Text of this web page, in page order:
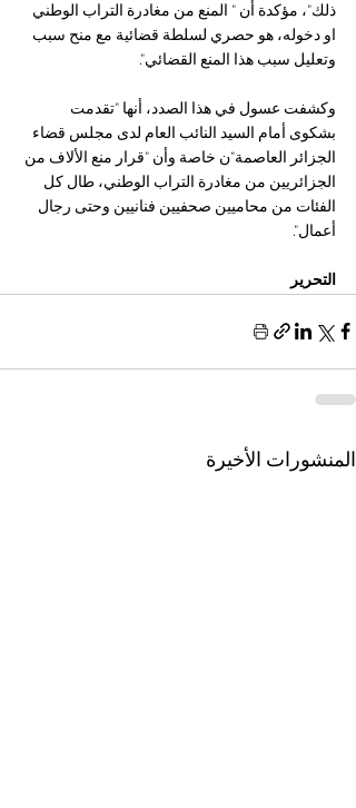
ذلك"، مؤكدة أن " المنع من مغادرة التراب الوطني
او دخوله، هو حصري لسلطة قضائية مع منح سبب
وتعليل سبب هذا المنع القضائي".
وكشفت عسول في هذا الصدد، أنها "تقدمت
بشكوى أمام السيد النائب العام لدى مجلس قضاء
الجزائر العاصمة"ن خاصة وأن "قرار منع الألاف من
الجزائريين من مغادرة التراب الوطني، طال كل
الفئات من محاميين صحفيين فنانيين وحتى رجال
أعمال".
التحرير
المنشورات الأخيرة